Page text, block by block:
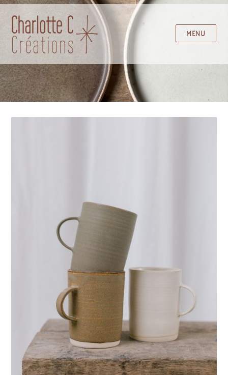
Charlotte C Créations, atelier de
céramiques à Lille
MENU